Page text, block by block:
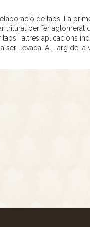
de taps. La
triturat per fer aglomerat
i altres aplicacions
ser llevada. Al llarg de la